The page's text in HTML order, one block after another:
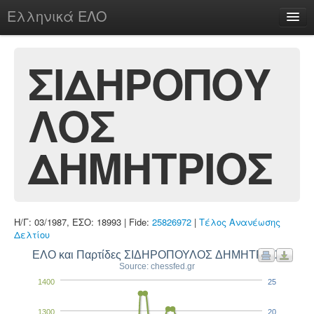
Ελληνικά ΕΛΟ
chesstu.be @ discord
Login
ΣΙΔΗΡΟΠΟΥ
ΛΟΣ
ΔΗΜΗΤΡΙΟΣ
Η/Γ: 03/1987, ΕΣΟ: 18993 | Fide: 25826972 | Τέλος Ανανέωσης
Δελτίου
ΕΛΟ και Παρτίδες ΣΙΔΗΡΟΠΟΥΛΟΣ ΔΗΜΗΤΡΙΟΣ
Source: chessfed.gr
1300
1400
20
25